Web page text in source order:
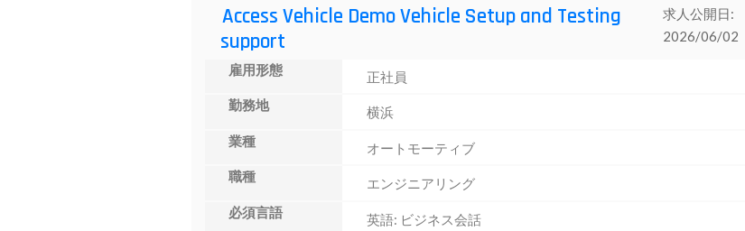
Access Vehicle Demo Vehicle Setup and Testing
support
求人公開日:
2026/06/02
雇用形態
正社員
勤務地
横浜
業種
オートモーティブ
職種
エンジニアリング
必須言語
英語: ビジネス会話